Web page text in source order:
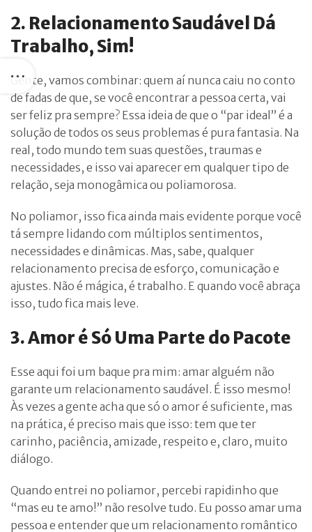
2. Relacionamento Saudável Dá
Trabalho, Sim!
Gente, vamos combinar: quem aí nunca caiu no conto
de fadas de que, se você encontrar a pessoa certa, vai
ser feliz pra sempre? Essa ideia de que o “par ideal” é a
solução de todos os seus problemas é pura fantasia. Na
real, todo mundo tem suas questões, traumas e
necessidades, e isso vai aparecer em qualquer tipo de
relação, seja monogâmica ou poliamorosa.
No poliamor, isso fica ainda mais evidente porque você
tá sempre lidando com múltiplos sentimentos,
necessidades e dinâmicas. Mas, sabe, qualquer
relacionamento precisa de esforço, comunicação e
ajustes. Não é mágica, é trabalho. E quando você abraça
isso, tudo fica mais leve.
3. Amor é Só Uma Parte do Pacote
Esse aqui foi um baque pra mim: amar alguém não
garante um relacionamento saudável. É isso mesmo!
Às vezes a gente acha que só o amor é suficiente, mas
na prática, é preciso mais que isso: tem que ter
carinho, paciência, amizade, respeito e, claro, muito
diálogo.
Quando entrei no poliamor, percebi rapidinho que
“mas eu te amo!” não resolve tudo. Eu posso amar uma
pessoa e entender que um relacionamento romântico